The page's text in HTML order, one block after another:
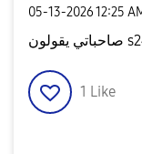
‎05-13-202612:25
1 Like